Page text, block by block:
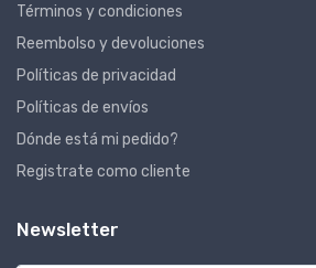
Términos y condiciones
Reembolso y devoluciones
Políticas de privacidad
Políticas de envíos
Dónde está mi pedido?
Registrate como cliente
Newsletter